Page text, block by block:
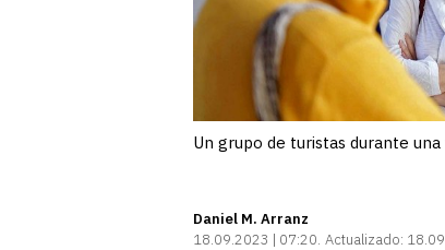
Un grupo de turistas durante
Daniel M. Arranz
18.09.2023 | 07:20 Actualizado: